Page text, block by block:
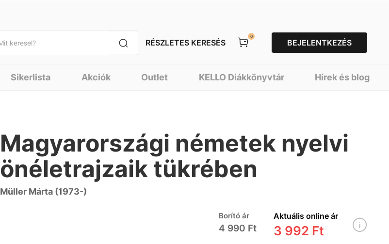
RÉSZLETES KERESÉS
0
BEJELENTKEZÉS
Sikerlista Akciók Outlet KELLO Diákkönyvtár Hírek és blog
Magyarországi németek nyelvi
önéletrajzaik tükrében
Müller Márta (1973-)
Borító ár
4 990 Ft
Aktuális online ár
3 992 Ft